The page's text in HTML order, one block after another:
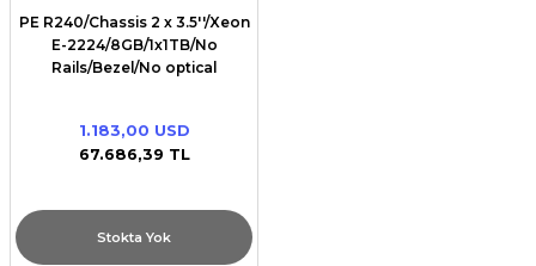
PE R240/Chassis 2 x 3.5''/Xeon
E-2224/8GB/1x1TB/No
Rails/Bezel/No optical
1.183,00 USD
67.686,39 TL
Stokta Yok